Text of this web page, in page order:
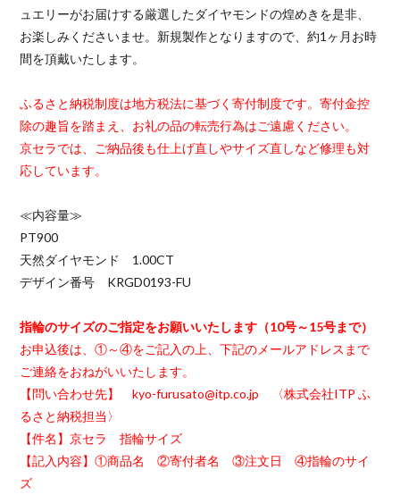
ュエリーがお届けする厳選したダイヤモンドの煌めきを是非、
お楽しみくださいませ。新規製作となりますので、約1ヶ月お時
間を頂戴いたします。
ふるさと納税制度は地方税法に基づく寄付制度です。寄付金控
除の趣旨を踏まえ、お礼の品の転売行為はご遠慮ください。
京セラでは、ご納品後も仕上げ直しやサイズ直しなど修理も対
応しています。
≪内容量≫
PT900
天然ダイヤモンド 1.00CT
デザイン番号 KRGD0193-FU
指輪のサイズのご指定をお願いいたします（10号～15号まで）
お申込後は、①～④をご記入の上、下記のメールアドレスまで
ご連絡をおねがいいたします。
【問い合わせ先】 kyo-furusato@itp.co.jp 〈株式会社ITP ふ
るさと納税担当〉
【件名】京セラ 指輪サイズ
【記入内容】①商品名 ②寄付者名 ③注文日 ④指輪のサイ
ズ